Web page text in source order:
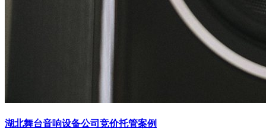
湖北舞台音响设备公司竞价托管案例